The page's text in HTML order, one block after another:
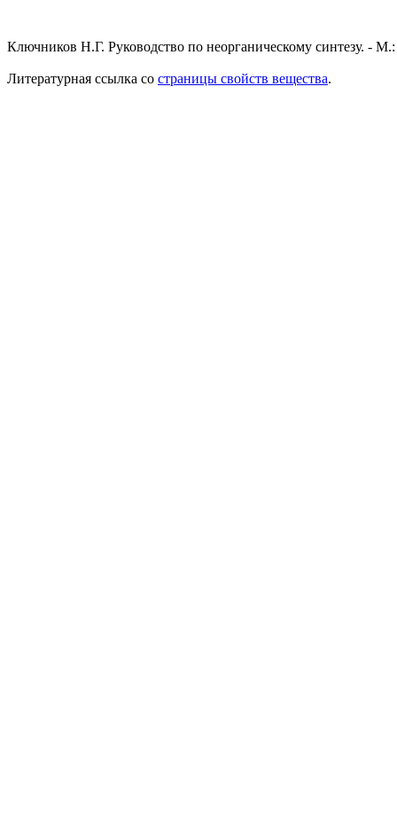
Ключников Н.Г. Руководство по неорганическому синтезу. -
Литературная ссылка со страницы свойств вещества.